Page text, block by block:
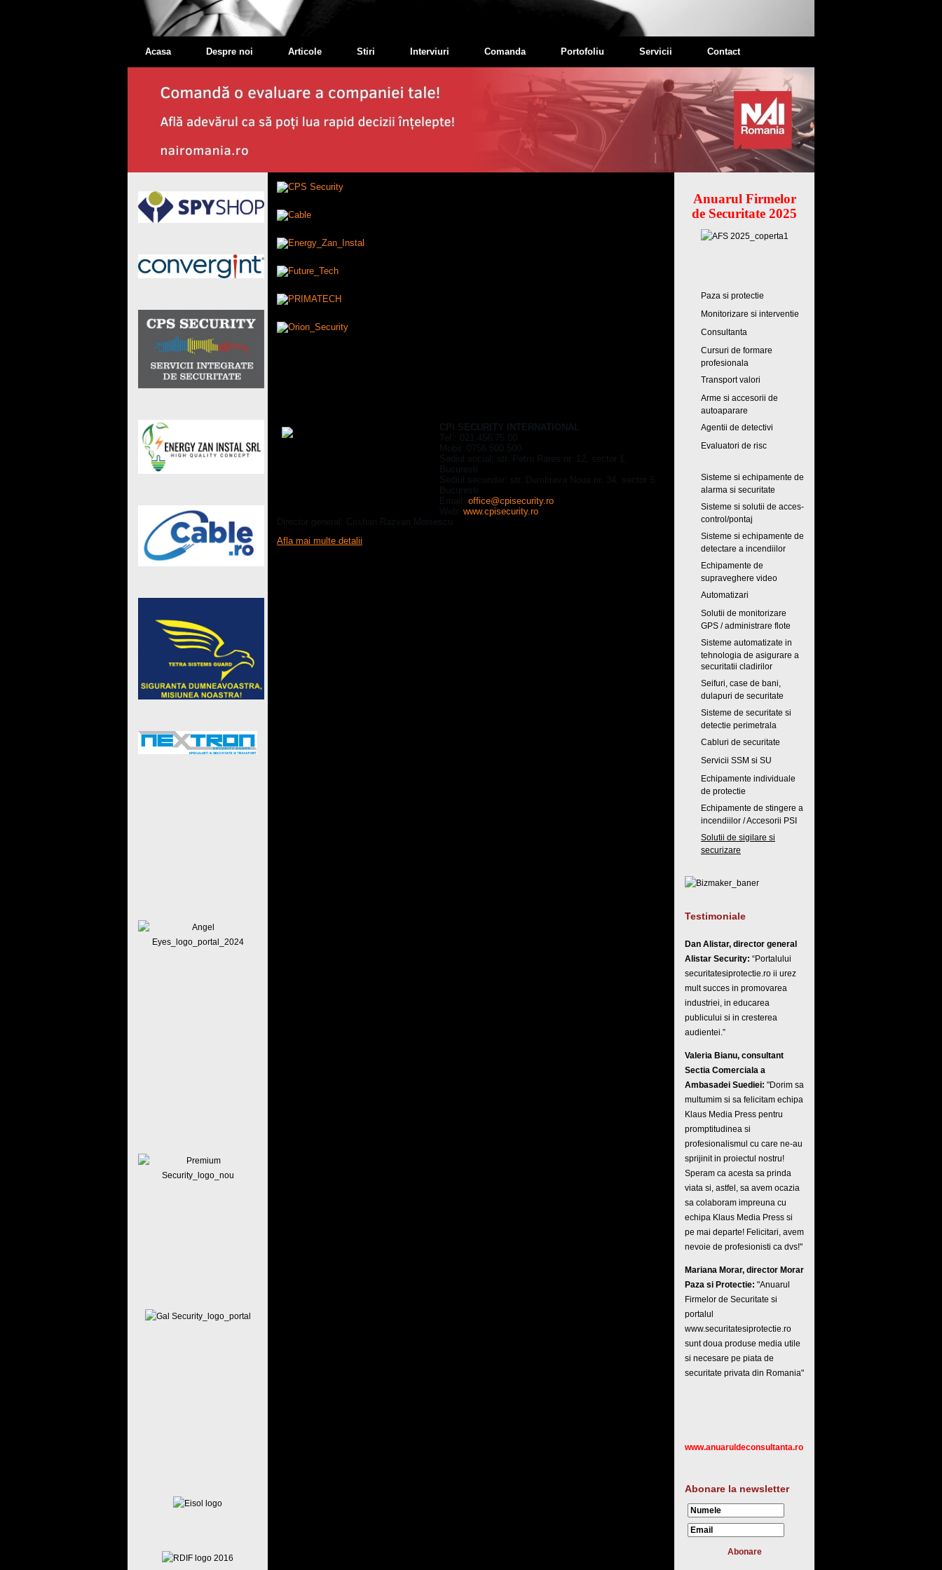
Acasa Despre noi Articole Stiri Interviuri Comanda Portofoliu Servicii Contact
CPI SECURITY INTERNATIONAL
Tel.: 021.456.75.00
Mobil: 0756.500.500
Sediul social:
str. Petru Rares nr. 12 , sector 1,
Bucuresti
Sediul secundar: str. Dumbrava Noua nr. 34, sector 5,
Bucuresti
Email: office@cpisecurity.ro
Web: www.cpisecurity.ro
Director general: Cristian Razvan Moisescu
Afla mai multe detalii
Anuarul Firmelor
de Securitate 2025
Paza si protectie
Monitorizare si interventie
Consultanta
Cursuri de formare
profesionala
Transport valori
Arme si accesorii de
autoaparare
Agentii de detectivi
Evaluatori de risc
Sisteme si echipamente de
alarma si securitate
Sisteme si solutii de acces-
control/pontaj
Sisteme si echipamente de
detectare a incendiilor
Echipamente de
supraveghere video
Automatizari
Solutii de monitorizare
GPS / administrare flote
Sisteme automatizate in
tehnologia de asigurare a
securitatii cladirilor
Seifuri, case de bani,
dulapuri de securitate
Sisteme de securitate si
detectie perimetrala
Cabluri de securitate
Servicii SSM si SU
Echipamente individuale
de protectie
Echipamente de stingere a
incendiilor / Accesorii PSI
Solutii de sigilare si
securizare
Testimoniale
Dan Alistar, director general
Alistar Security: “Portalului
securitatesiprotectie.ro ii urez
mult succes in promovarea
industriei, in educarea
publicului si in cresterea
audientei.”
Valeria Bianu, consultant
Sectia Comerciala a
Ambasadei Suediei: "Dorim sa
multumim si sa felicitam echipa
Klaus Media Press pentru
promptitudinea si
profesionalismul cu care ne-au
sprijinit in proiectul nostru!
Speram ca acesta sa prinda
viata si, astfel, sa avem ocazia
sa colaboram impreuna cu
echipa Klaus Media Press si
pe mai departe! Felicitari, avem
nevoie de profesionisti ca dvs!"
Mariana Morar, director Morar
Paza si Protectie: "Anuarul
Firmelor de Securitate si
portalul
www.securitatesiprotectie.ro
sunt doua produse media utile
si necesare pe piata de
securitate privata din Romania"
www.anuaruldeconsultanta.ro
Abonare la newsletter